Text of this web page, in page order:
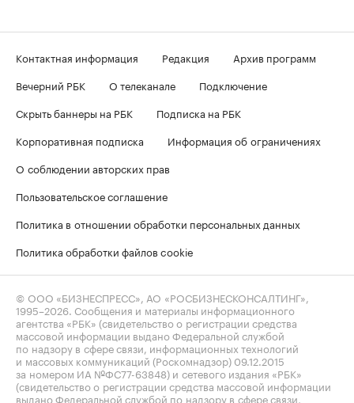
Контактная информация Редакция
Архив программ
Вечерний РБК
О телеканале
Подключение
Скрыть баннеры на РБК
Подписка на РБК
Корпоративная подписка
Информация об ограничениях
О соблюдении авторских прав
Пользовательское соглашение
Политика в отношении обработки персональных данных
Политика обработки файлов cookie
© ООО «БИЗНЕСПРЕСС», АО «РОСБИЗНЕСКОНСАЛТИНГ»,
1995–2026 . Сообщения и материалы информационного
агентства «РБК» (свидетельство о регистрации средства
массовой информации выдано Федеральной службой
по надзору в сфере связи, информационных технологий
и массовых коммуникаций (Роскомнадзор) 09.12.2015
за номером ИА №ФС77-63848) и сетевого издания «РБК»
(свидетельство о регистрации средства массовой информации
выдано Федеральной службой по надзору в сфере связи,